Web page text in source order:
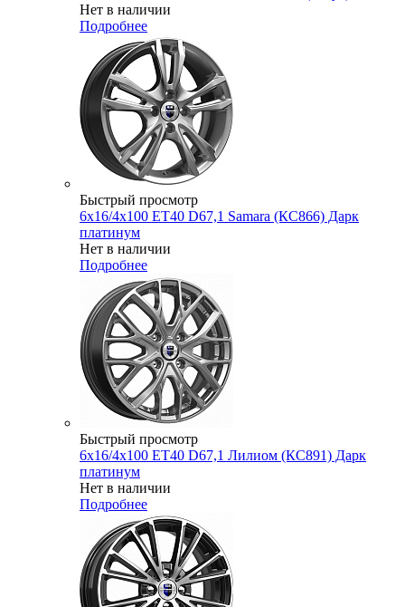
Нет в наличии
Подробнее
Быстрый просмотр
6x16/4x100 ET40 D67,1 Samara (КС866) Дарк
платинум
Нет в наличии
Подробнее
Быстрый просмотр
6x16/4x100 ET40 D67,1 Лилиом (КС891) Дарк
платинум
Нет в наличии
Подробнее